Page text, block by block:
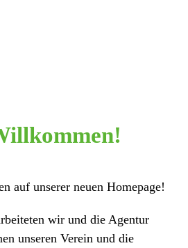
auf unserer neuen Homepage!
wir und die Agentur
unseren Verein und die